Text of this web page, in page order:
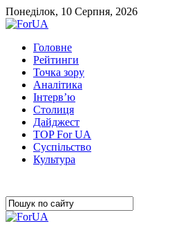
Понеділок, 10 Серпня, 2026
Головне
Рейтинги
Точка зору
Аналітика
Інтерв’ю
Столиця
Дайджест
TOP For UA
Суспiльство
Культура